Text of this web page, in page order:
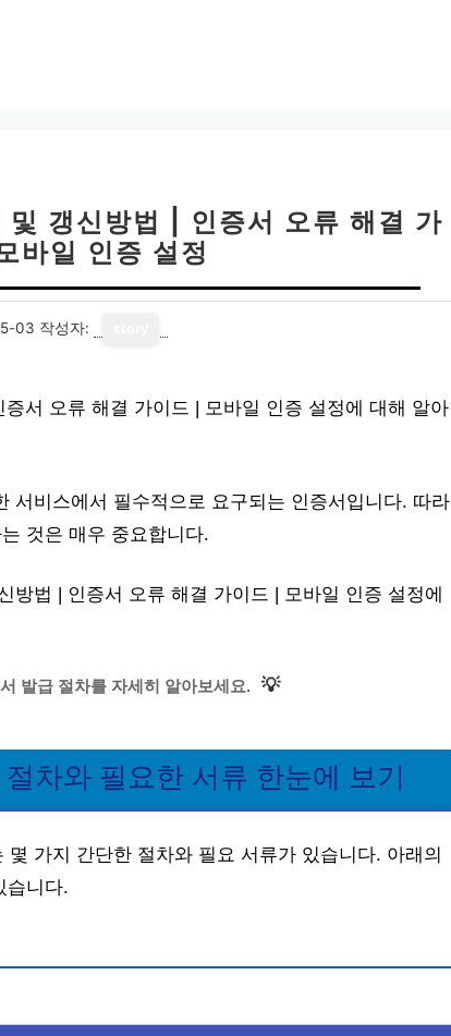
및 갱신방법 | 인증서 오류 해결 가
바일 인증 설정
03 작성자:
서 오류 해결 가이드 | 모바일 인증 설정에 대해 알아
서비스에서 필수적으로 요구되는 인증서입니다. 따라
것은 매우 중요합니다.
방법 | 인증서 오류 해결 가이드 | 모바일 인증 설정에
발급 절차를 자세히 알아보세요. 💡
차와 필요한 서류 한눈에 보기
가지 간단한 절차와 필요 서류가 있습니다. 아래의
습니다.